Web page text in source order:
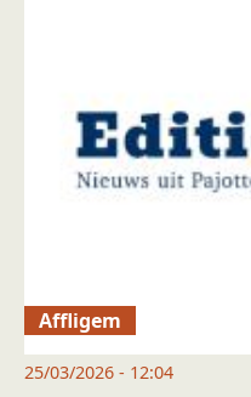
Affligem
25/03/2026 - 12:04